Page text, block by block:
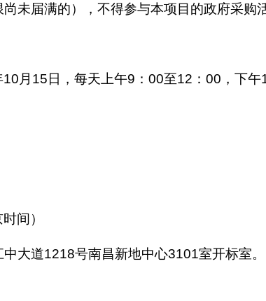
未届满的），不得参与本项目的政府采购
月15日，每天上午9：00至12：00，下午
间）
大道1218号南昌新地中心3101室开标室。